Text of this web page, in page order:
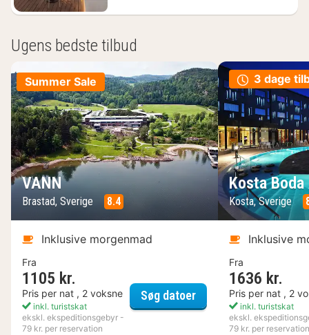
Ugens bedste tilbud
Summer Sale
VANN
Brastad, Sverige 8.4
Inklusive morgenmad
Fra
1105 kr.
Pris per nat , 2 voksne
inkl. turistskat
ekskl. ekspeditionsgebyr -
79 kr. per reservation
Søg datoerVANN
3 dage
Kosta
Kosta, Sverige
Inklusive
Fra
1636 kr.
Pris per nat , 2
inkl. turistskat
ekskl.
79 kr. per reservation